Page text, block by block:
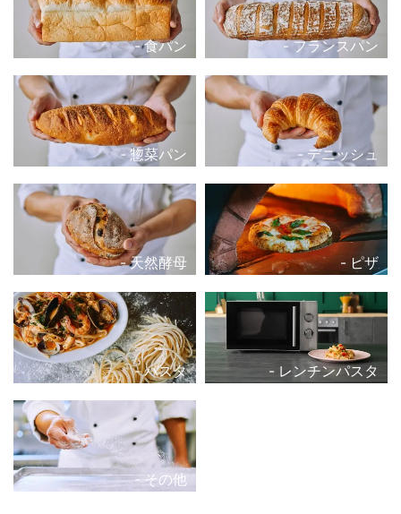
食パン フランスパン
惣菜パン デニッシュ
天然酵母 ピザ
パスタ レンチンパスタ
その他